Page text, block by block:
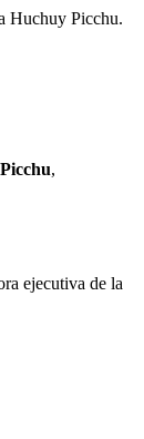
Huchuy Picchu.
,
ejecutiva de la